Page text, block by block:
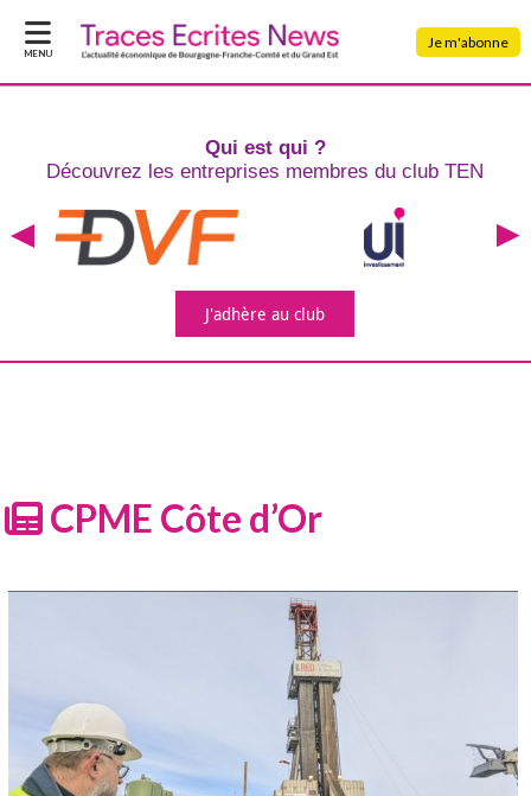
MENU
Je m'abonne
Qui est qui ?
Découvrez les entreprises membres du club TEN
J'adhèreau club
CPME Côte d’Or